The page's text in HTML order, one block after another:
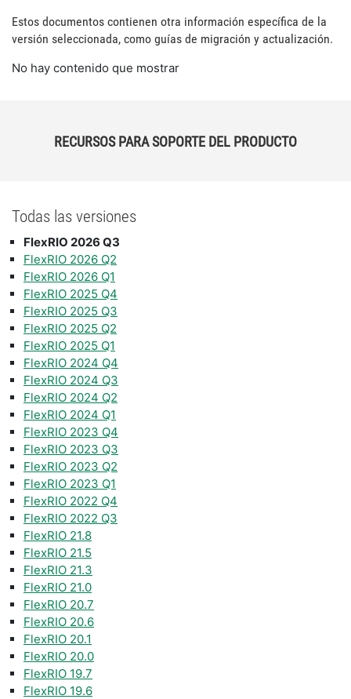
Estos documentos contienen otra información específica de la
versión seleccionada, como guías de migración y actualización.
No hay contenido que mostrar
RECURSOS PARA SOPORTE DEL PRODUCTO
Todas las versiones
FlexRIO 2026 Q3
FlexRIO 2026 Q2
FlexRIO 2026 Q1
FlexRIO 2025 Q4
FlexRIO 2025 Q3
FlexRIO 2025 Q2
FlexRIO 2025 Q1
FlexRIO 2024 Q4
FlexRIO 2024 Q3
FlexRIO 2024 Q2
FlexRIO 2024 Q1
FlexRIO 2023 Q4
FlexRIO 2023 Q3
FlexRIO 2023 Q2
FlexRIO 2023 Q1
FlexRIO 2022 Q4
FlexRIO 2022 Q3
FlexRIO 21.8
FlexRIO 21.5
FlexRIO 21.3
FlexRIO 21.0
FlexRIO 20.7
FlexRIO 20.6
FlexRIO 20.1
FlexRIO 20.0
FlexRIO 19.7
FlexRIO 19.6